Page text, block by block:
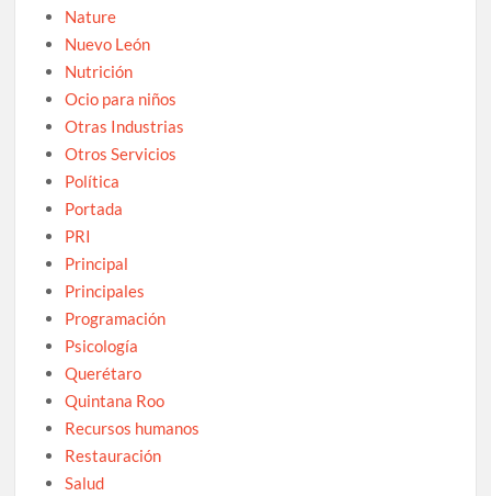
Nature
Nuevo León
Nutrición
Ocio para niños
Otras Industrias
Otros Servicios
Política
Portada
PRI
Principal
Principales
Programación
Psicología
Querétaro
Quintana Roo
Recursos humanos
Restauración
Salud